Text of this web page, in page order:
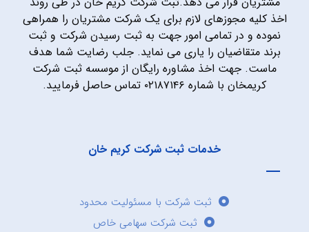
اخذ کلیه مجوزهای لازم برای یک شرکت مشتریان را همراهی
نموده و در تمامی امور جهت به ثبت رسیدن شرکت و ثبت
برند متقاضیان را یاری می نماید. جلب رضایت شما هدف
ماست. جهت اخذ مشاوره رایگان از موسسه ثبت شرکت
کریمخان با شماره ۰۲۱۸۷۱۴۶ تماس حاصل فرمایید.
خدمات ثبت شرکت کریم خان
ثبت شرکت با مسئولیت محدود
ثبت شرکت سهامی خاص